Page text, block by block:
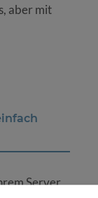
aber mit
Server